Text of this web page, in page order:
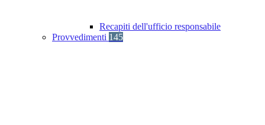
Recapiti dell'ufficio responsabile
Provvedimenti 145